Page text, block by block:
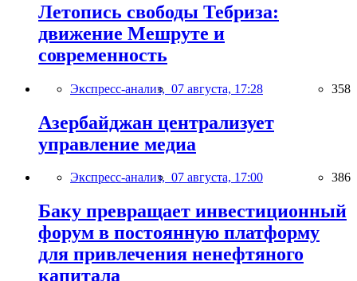
Летопись свободы Тебриза:
движение Мешруте и
современность
Экспресс-анализ, 07 августа, 17:28 358
Азербайджан централизует
управление медиа
Экспресс-анализ, 07 августа, 17:00 386
Баку превращает инвестиционный
форум в постоянную платформу
для привлечения ненефтяного
капитала